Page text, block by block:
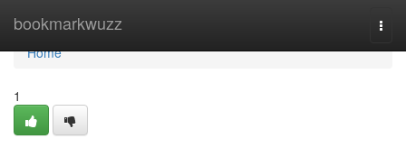
bookmarkwuzz
Home
Home
1